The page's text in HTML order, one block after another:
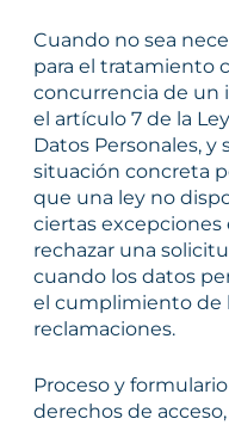
Cuando no sea
para el tratamiento
concurrencia de un
el artículo 7 de la
Datos Personales,
situación concreta
que una ley no
ciertas
rechazar una
cuando los datos
el cumplimiento de
reclamaciones.
Proceso y
derechos de